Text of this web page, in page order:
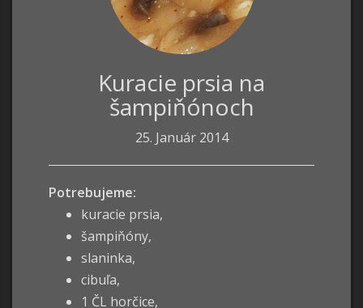
Kuracie prsia na
šampiňónoch
25. Január 2014
Potrebujeme:
kuracie prsia,
šampiňóny,
slaninka,
cibuľa,
1 ČL horčice,